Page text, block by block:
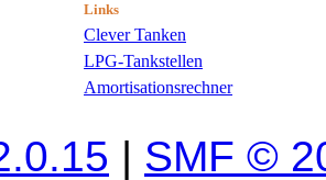
Links
Clever Tanken
LPG-Tankstellen
Amortisationsrechner
| SMF ©